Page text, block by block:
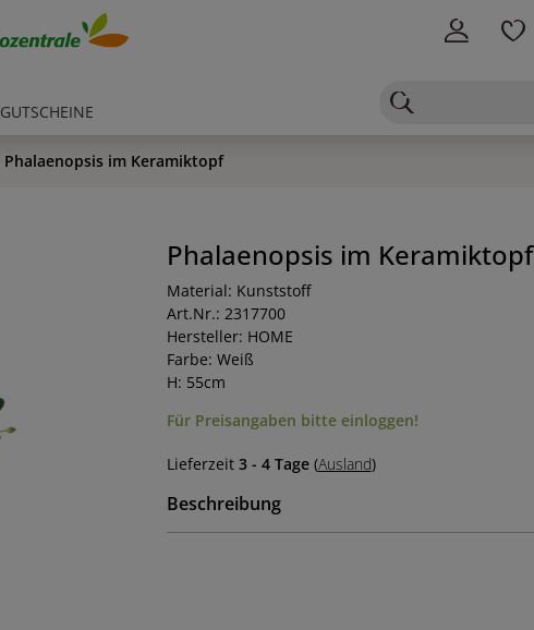
GUTSCHEINE
Phalaenopsis im Keramiktopf
Phalaenopsis im Keramiktopf
Material: Kunststoff
Art.Nr.: 2317700
Hersteller: HOME
Farbe: Weiß
H: 55cm
Für Preisangaben bitte einloggen!
Lieferzeit 3 - 4 Tage(Ausland)
Beschreibung